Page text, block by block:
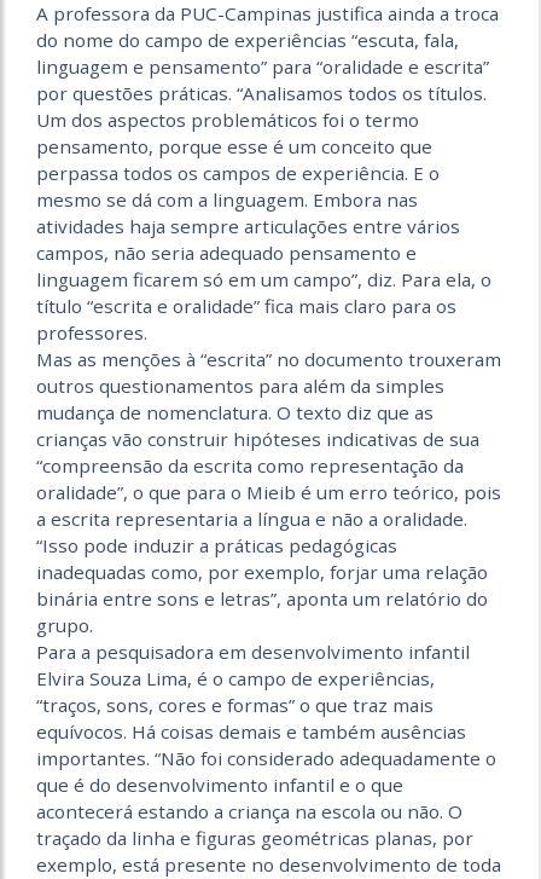
A professora da PUC-Campinas justifica ainda a troca
do nome do campo de experiências “escuta, fala,
linguagem e pensamento” para “oralidade e escrita”
por questões práticas. “Analisamos todos os títulos.
Um dos aspectos problemáticos foi o termo
pensamento, porque esse é um conceito que
perpassa todos os campos de experiência. E o
mesmo se dá com a linguagem. Embora nas
atividades haja sempre articulações entre vários
campos, não seria adequado pensamento e
linguagem ficarem só em um campo”, diz. Para ela, o
título “escrita e oralidade” fica mais claro para os
professores.
Mas as menções à “escrita” no documento trouxeram
outros questionamentos para além da simples
mudança de nomenclatura. O texto diz que as
crianças vão construir hipóteses indicativas de sua
“compreensão da escrita como representação da
oralidade”, o que para o Mieib é um erro teórico, pois
a escrita representaria a língua e não a oralidade.
“Isso pode induzir a práticas pedagógicas
inadequadas como, por exemplo, forjar uma relação
binária entre sons e letras”, aponta um relatório do
grupo.
Para a pesquisadora em desenvolvimento infantil
Elvira Souza Lima, é o campo de experiências,
“traços, sons, cores e formas” o que traz mais
equívocos. Há coisas demais e também ausências
importantes. “Não foi considerado adequadamente o
que é do desenvolvimento infantil e o que
acontecerá estando a criança na escola ou não. O
traçado da linha e figuras geométricas planas, por
exemplo, está presente no desenvolvimento de toda